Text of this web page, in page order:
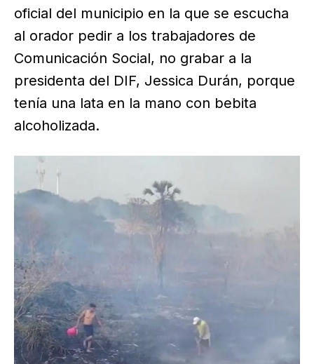
oficial del municipio en la que se escucha
al orador pedir a los trabajadores de
Comunicación Social, no grabar a la
presidenta del DIF, Jessica Durán, porque
tenía una lata en la mano con bebita
alcoholizada.